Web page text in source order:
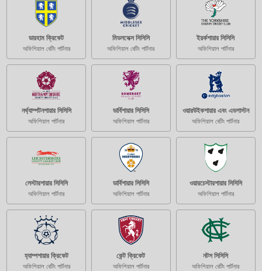
ডারহাম ক্রিকেট
অফিশিয়াল বেটিং পার্টনার
মিডলসেক্স সিসিসি
অফিশিয়াল বেটিং পার্টনার
ইয়র্কশায়ার সিসিসি
অফিশিয়াল পার্টনার
নর্থ্যাম্পটনশায়ার সিসিসি
অফিশিয়াল পার্টনার
ডার্বিশায়ার সিসিসি
অফিশিয়াল পার্টনার
ওয়ারউইকশায়ার এবং এডগাস্টন
অফিশিয়াল বেটিং পার্টনার
লেস্টারশায়ার সিসিসি
অফিশিয়াল পার্টনার
ডার্বিশায়ার সিসিসি
অফিশিয়াল পার্টনার
ওয়ারচেস্টারশায়ার সিসিসি
অফিশিয়াল পার্টনার
হ্যাম্পশায়ার ক্রিকেট
অফিশিয়াল বেটিং পার্টনার
কেন্ট ক্রিকেট
অফিশিয়াল পার্টনার
নটস সিসিসি
অফিশিয়াল বেটিং পার্টনার